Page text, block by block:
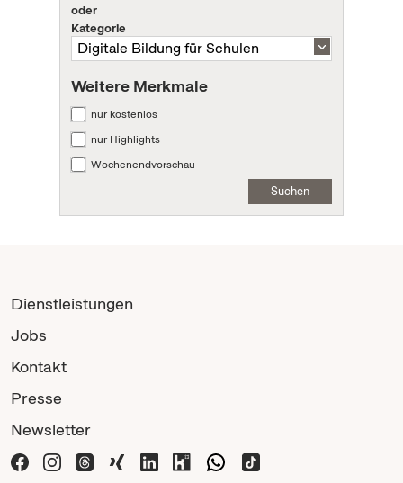
oder
Kategorie
Weitere Merkmale
nur kostenlos
nur Highlights
Wochenendvorschau
Suchen
Dienstleistungen
Jobs
Kontakt
Presse
Newsletter